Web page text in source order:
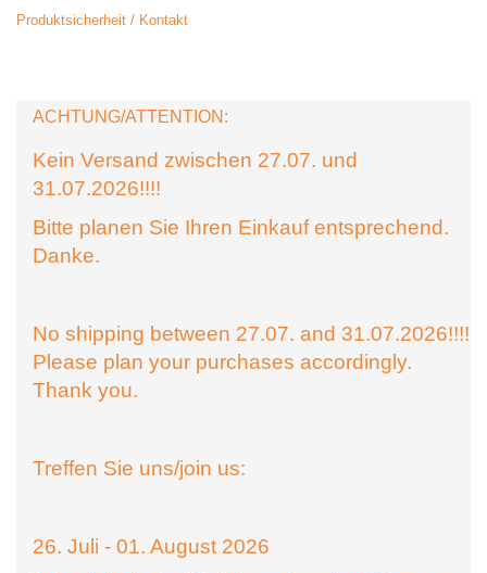
Produktsicherheit / Kontakt
ACHTUNG/ATTENTION:
Kein Versand zwischen 27.07. und
31.07.2026!!!!
Bitte planen Sie Ihren Einkauf entsprechend.
Danke.
No shipping between 27.07. and 31.07.2026!!!!
Please plan your purchases accordingly.
Thank you.
Treffen Sie uns/join us:
26. Juli - 01. August 2026